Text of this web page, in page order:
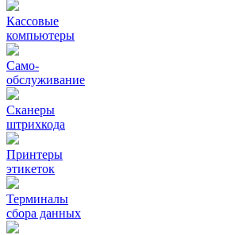
Кассовые
компьютеры
Само-
обслуживание
Сканеры
штрихкода
Принтеры
этикеток
Терминалы
сбора данных